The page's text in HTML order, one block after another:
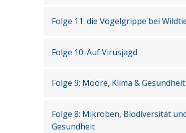
Folge 11: die Vogelgrippe bei
Folge 10: Auf Virusjagd
Folge 9: Moore, Klima & Gesundheit
Folge 8: Mikroben, Biodiversität
Gesundheit